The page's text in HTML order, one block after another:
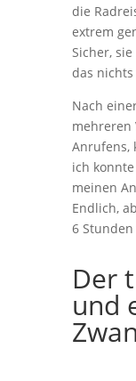
die
extrem
Sicher,
das
Nach
mehreren
Anrufens,
ich
meinen
Endlich,
6
Der
und